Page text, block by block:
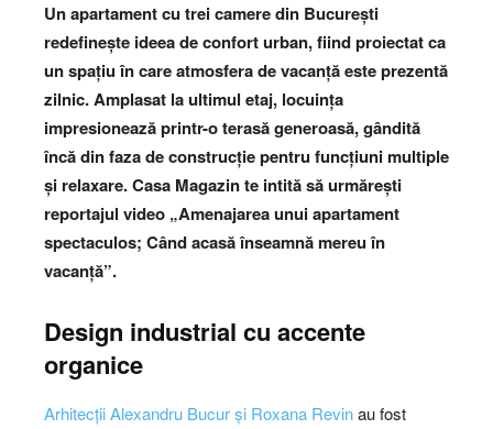
Un apartament cu trei camere din București
redefinește ideea de confort urban, fiind proiectat ca
un spațiu în care atmosfera de vacanță este prezentă
zilnic. Amplasat la ultimul etaj, locuința
impresionează printr-o terasă generoasă, gândită
încă din faza de construcție pentru funcțiuni multiple
și relaxare.Casa Magazin te intită să urmărești
reportajul video „Amenajarea unui apartament
spectaculos; Când acasă înseamnă mereu în
vacanță”.
Design industrial cu accente
organice
Arhitecții Alexandru Bucur și Roxana Revinau fost